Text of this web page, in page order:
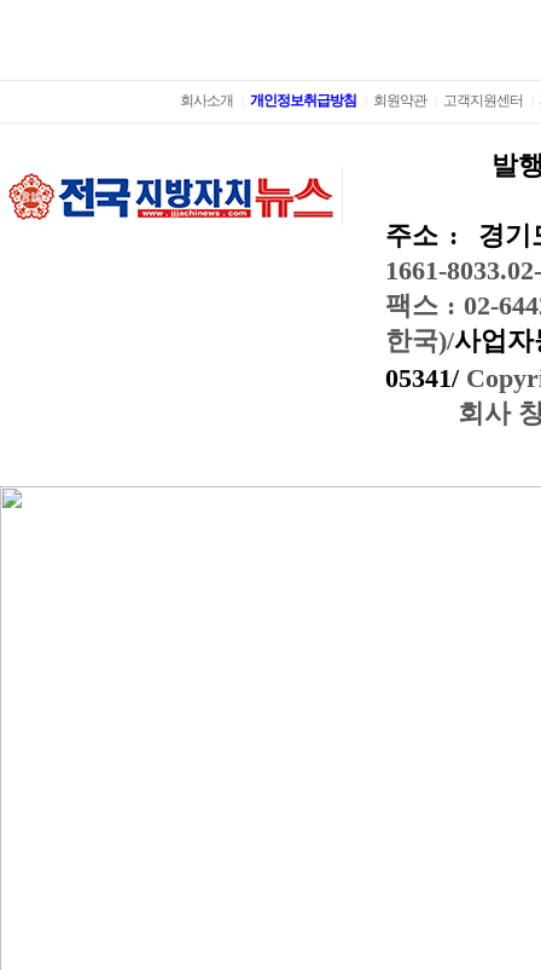
회사소개 개인정보취급방침 회원약관 고객지원센터
발
주소 :
경기
1661-
팩스 : 02-
한국)/사업
05341/
회사 창간